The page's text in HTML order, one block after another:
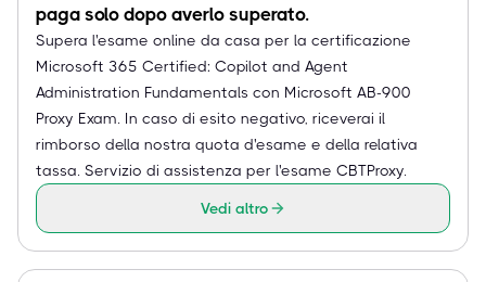
paga solo dopo averlo superato.
Supera l'esame online da casa per la certificazione
Microsoft 365 Certified: Copilot and Agent
Administration Fundamentals con Microsoft AB-900
Proxy Exam. In caso di esito negativo, riceverai il
rimborso della nostra quota d'esame e della relativa
tassa. Servizio di assistenza per l'esame CBTProxy.
Vedi altro